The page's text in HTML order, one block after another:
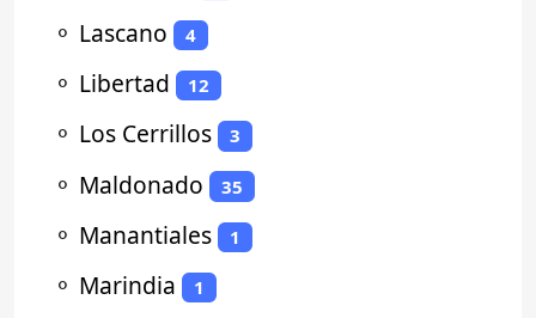
⚬ Lascano 4
⚬ Libertad 12
⚬ Los Cerrillos 3
⚬ Maldonado 35
⚬ Manantiales 1
⚬ Marindia 1